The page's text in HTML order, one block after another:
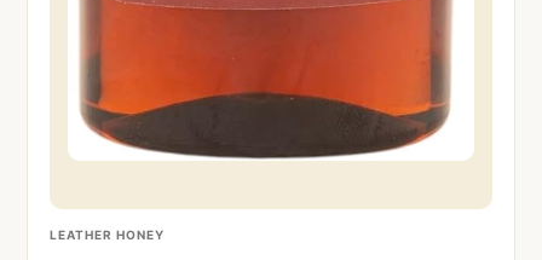
LEATHER HONEY